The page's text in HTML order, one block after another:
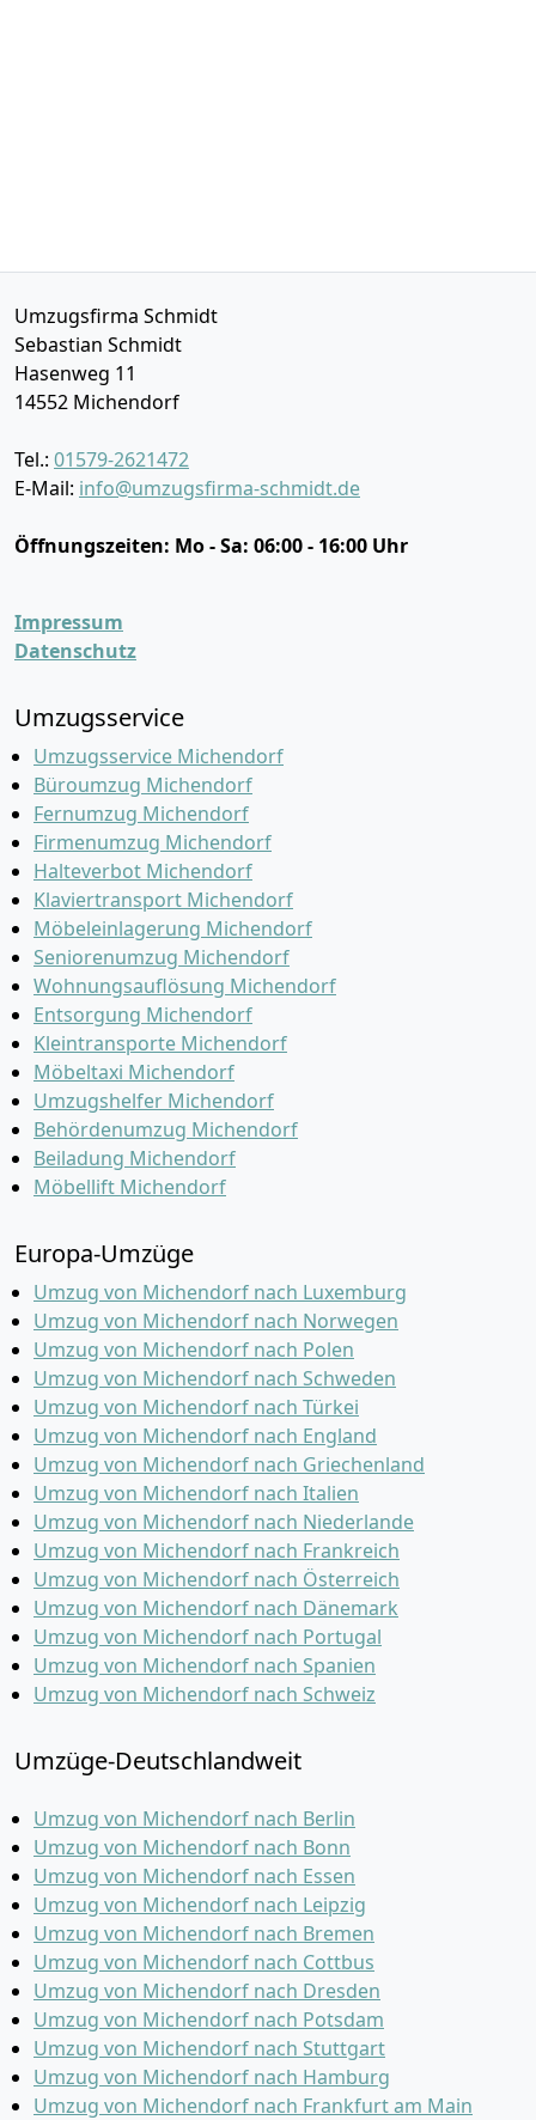
Umzugsfirma Schmidt
Sebastian Schmidt
Hasenweg 11
14552 Michendorf
Tel.: 01579-2621472
E-Mail: info@umzugsfirma-schmidt.de
Öffnungszeiten: Mo - Sa: 06:00 - 16:00 Uhr
Impressum
Datenschutz
Umzugsservice
Umzugsservice Michendorf
Büroumzug Michendorf
Fernumzug Michendorf
Firmenumzug Michendorf
Halteverbot Michendorf
Klaviertransport Michendorf
Möbeleinlagerung Michendorf
Seniorenumzug Michendorf
Wohnungsauflösung Michendorf
Entsorgung Michendorf
Kleintransporte Michendorf
Möbeltaxi Michendorf
Umzugshelfer Michendorf
Behördenumzug Michendorf
Beiladung Michendorf
Möbellift Michendorf
Europa-Umzüge
Umzug von Michendorf nach Luxemburg
Umzug von Michendorf nach Norwegen
Umzug von Michendorf nach Polen
Umzug von Michendorf nach Schweden
Umzug von Michendorf nach Türkei
Umzug von Michendorf nach England
Umzug von Michendorf nach Griechenland
Umzug von Michendorf nach Italien
Umzug von Michendorf nach Niederlande
Umzug von Michendorf nach Frankreich
Umzug von Michendorf nach Österreich
Umzug von Michendorf nach Dänemark
Umzug von Michendorf nach Portugal
Umzug von Michendorf nach Spanien
Umzug von Michendorf nach Schweiz
Umzüge-Deutschlandweit
Umzug von Michendorf nach Berlin
Umzug von Michendorf nach Bonn
Umzug von Michendorf nach Essen
Umzug von Michendorf nach Leipzig
Umzug von Michendorf nach Bremen
Umzug von Michendorf nach Cottbus
Umzug von Michendorf nach Dresden
Umzug von Michendorf nach Potsdam
Umzug von Michendorf nach Stuttgart
Umzug von Michendorf nach Hamburg
Umzug von Michendorf nach Frankfurt am Main